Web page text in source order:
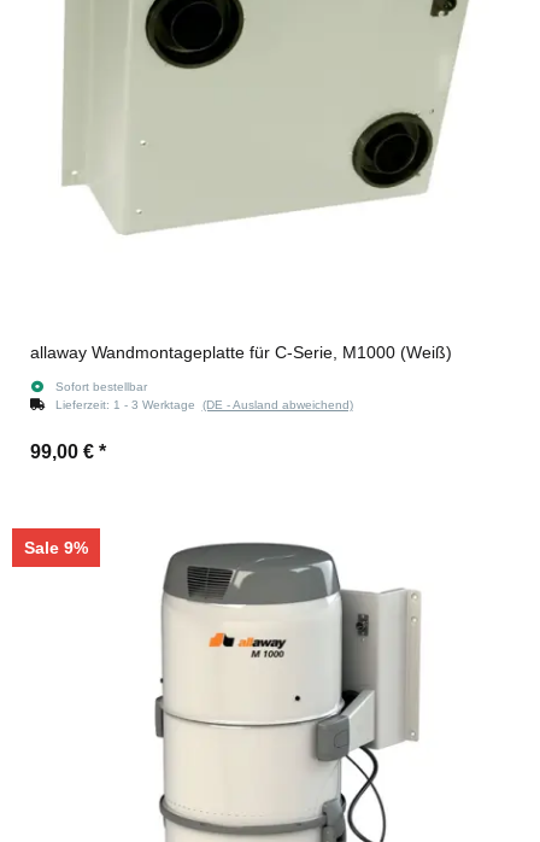
allaway Wandmontageplatte für C-Serie, M1000 (Weiß)
Sofort bestellbar
Lieferzeit: 1 - 3 Werktage (DE - Ausland abweichend)
99,00 € *
Sale 9%